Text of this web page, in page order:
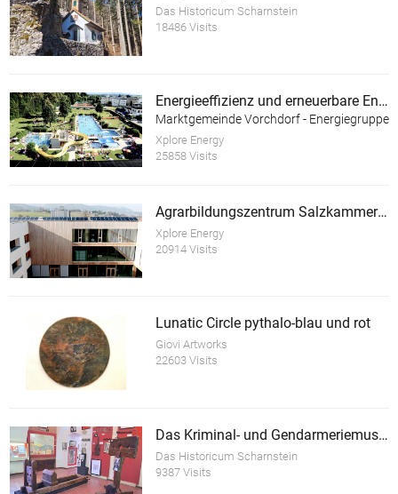
Das Historicum Scharnstein
18486 Visits
Energieeffizienz und erneuerbare Energie im Almtalbad Vorchdorf
Marktgemeinde Vorchdorf - Energiegruppe
Xplore Energy
25858 Visits
Agrarbildungszentrum Salzkammergut
Xplore Energy
20914 Visits
Lunatic Circle pythalo-blau und rot
Giovi Artworks
22603 Visits
Das Kriminal- und Gendarmeriemuseum im Schloss Scharnstein
Das Historicum Scharnstein
9387 Visits